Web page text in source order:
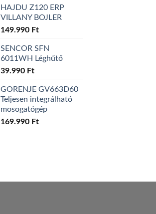
HAJDU Z120 ERP
VILLANY BOJLER
149.990 Ft
SENCOR SFN
6011WH Léghűtő
39.990 Ft
GORENJE GV663D60
Teljesen integrálható
mosogatógép
169.990 Ft